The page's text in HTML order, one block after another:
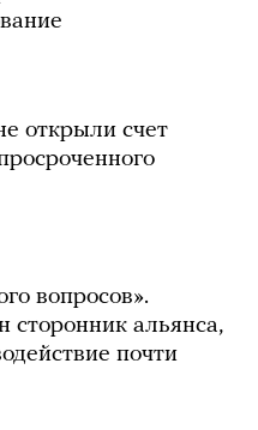
открыли счет
вопросов».
сторонник альянса,
почти